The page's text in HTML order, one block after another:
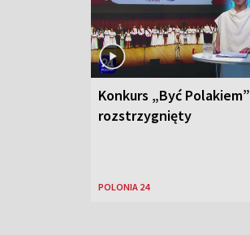
Konkurs „Być Polakiem”
rozstrzygnięty
POLONIA 24